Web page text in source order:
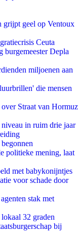
grijpt geel op Ventoux
Ceuta
burgemeester Depla
miljoenen aan
die mensen
Straat van Hormuz
in ruim drie jaar
politieke mening, laat
met babykonijntjes
voor schade door
stak met
32 graden
bij